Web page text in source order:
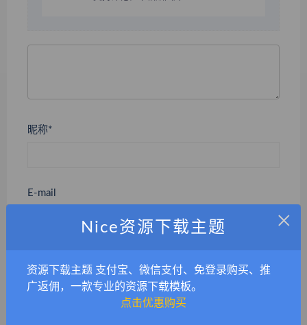
昵称*
E-mail
×
Nice资源下载主题
资源下载主题 支付宝、微信支付、免登录购买、推
广返佣，一款专业的资源下载模板。
点击优惠购买